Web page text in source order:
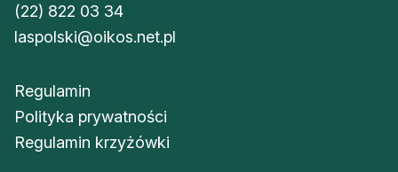
(22) 822 03 34
laspolski@oikos.net.pl
Regulamin
Polityka prywatności
Regulamin krzyżówki